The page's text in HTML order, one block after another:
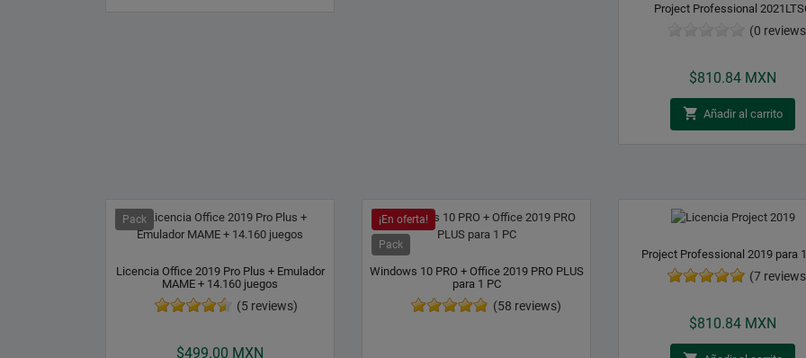
Project Professional
(0
$810.84 MXN
 Añadir al carrito
Pack
Licencia Office 2019 Pro Plus + Emulador
MAME + 14.160 juegos
(5 reviews)
$499.00 MXN
¡En oferta!
Pack
Windows 10 PRO + Office 2019 PRO PLUS
para 1 PC
(58 reviews)
Project Professional 2019 para
(7
$810.84 MXN